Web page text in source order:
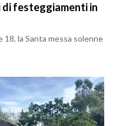
di festeggiamenti in
18, la Santa messa solenne